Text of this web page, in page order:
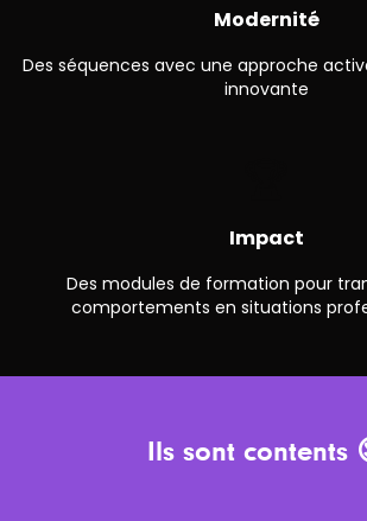
Modernité
Des séquences avec une approche
innovante
Impact
Des modules de formation pour
comportements en situations
Ils sont contents